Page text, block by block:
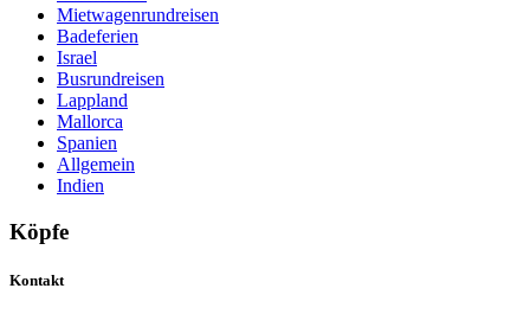
Mietwagenrundreisen
Badeferien
Israel
Busrundreisen
Lappland
Mallorca
Spanien
Allgemein
Indien
Köpfe
Kontakt